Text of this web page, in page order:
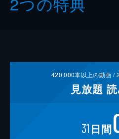
420,000本以上の動画 /
見放題
31 日間